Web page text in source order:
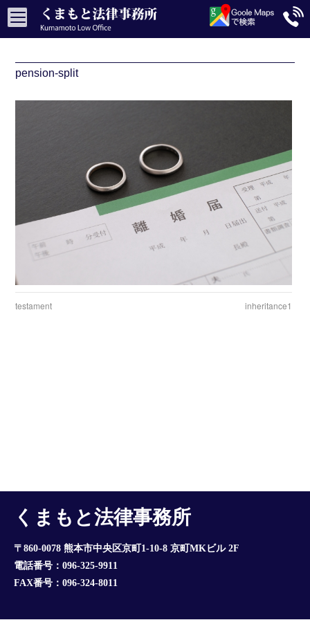
pension-split
testament inheritance1
くまもと法律事務所
〒860-0078 熊本市中央区京町1-10-8 京町MKビル 2F
電話番号：096-325-9911
FAX番号：096-324-8011